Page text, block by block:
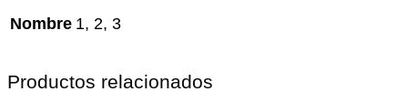
Nombre 1, 2, 3
Productos relacionados